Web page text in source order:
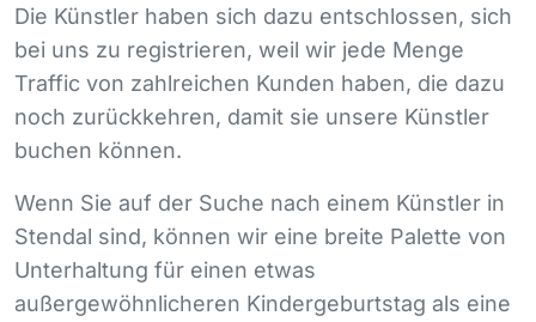
Die Künstler haben sich dazu entschlossen, sich
bei uns zu registrieren, weil wir jede Menge
Traffic von zahlreichen Kunden haben, die dazu
noch zurückkehren, damit sie unsere Künstler
buchen können.
Wenn Sie auf der Suche nach einem Künstler in
Stendal sind, können wir eine breite Palette von
Unterhaltung für einen etwas
außergewöhnlicheren Kindergeburtstag als eine